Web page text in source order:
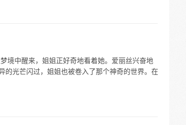
境中醒来，姐姐正好奇地看着她。爱丽丝兴奋地
的光芒闪过，姐姐也被卷入了那个神奇的世界。在